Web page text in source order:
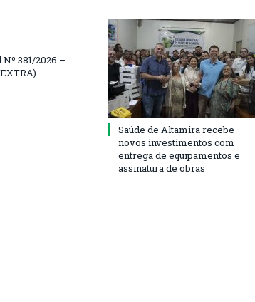
381/2026 –
Saúde de Altamira recebe
novos investimentos com
entrega de equipamentos e
assinatura de obras